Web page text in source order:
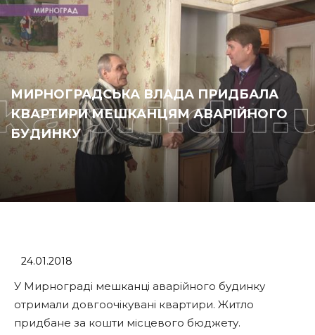
МИРНОГРАДСЬКА ВЛАДА ПРИДБАЛА
КВАРТИРИ МЕШКАНЦЯМ АВАРІЙНОГО
БУДИНКУ
24.01.2018
У Мирнограді мешканці аварійного будинку
отримали довгоочікувані квартири. Житло
придбане за кошти місцевого бюджету.